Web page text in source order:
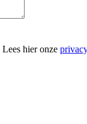
Lees hier onze